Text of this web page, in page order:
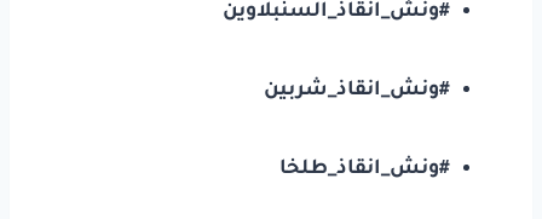
#ونش_انقاذ_السنبلاوين
#ونش_انقاذ_شربين
#ونش_انقاذ_طلخا